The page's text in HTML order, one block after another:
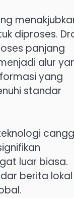
diproses.
panjang
alur
yang
standar
luar biasa.
berita lokal